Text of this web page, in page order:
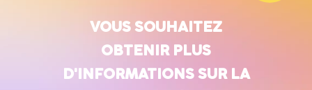
VOUS SOUHAITEZ
OBTENIR PLUS
D'INFORMATIONS SUR LA